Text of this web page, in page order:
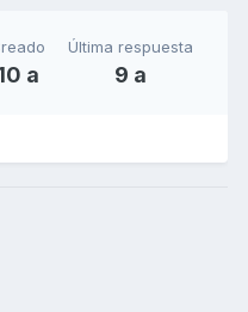
a
Última respuesta
9 a